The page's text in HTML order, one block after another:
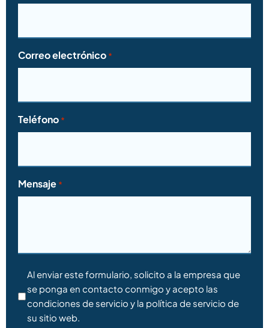
Correo electrónico *
Teléfono *
Mensaje *
Consentimiento
Al enviar este formulario, solicito a la empresa que
se ponga en contacto conmigo y acepto las
condiciones de servicio y la política de servicio de
su sitio web.